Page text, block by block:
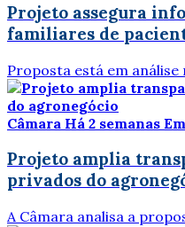
Projeto assegura
familiares de
Proposta está em análise
Câmara Há 2 semanas
Projeto amplia
privados do
A Câmara analisa a